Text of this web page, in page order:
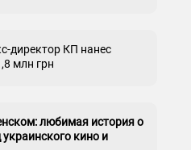
директор КП нанес
млн грн
любимая история о
украинского кино и